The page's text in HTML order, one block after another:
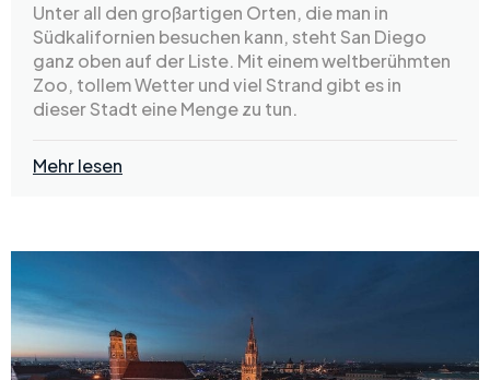
Unter all den großartigen Orten, die man in
Südkalifornien besuchen kann, steht San Diego
ganz oben auf der Liste. Mit einem weltberühmten
Zoo, tollem Wetter und viel Strand gibt es in
dieser Stadt eine Menge zu tun.
Mehr lesen